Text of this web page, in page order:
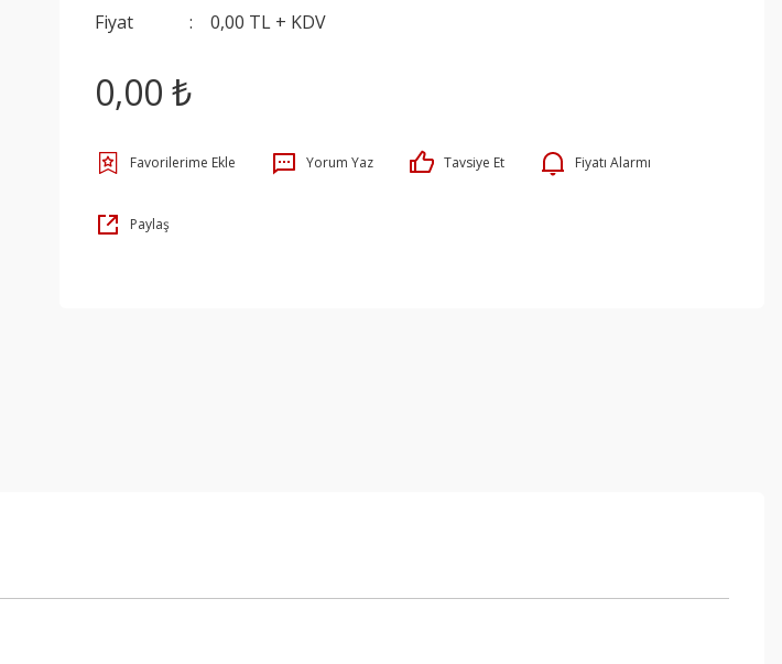
Fiyat
0,00 TL + KDV
0,00 ₺
Yorum Yaz Tavsiye Et Fiyatı Alarmı
Paylaş